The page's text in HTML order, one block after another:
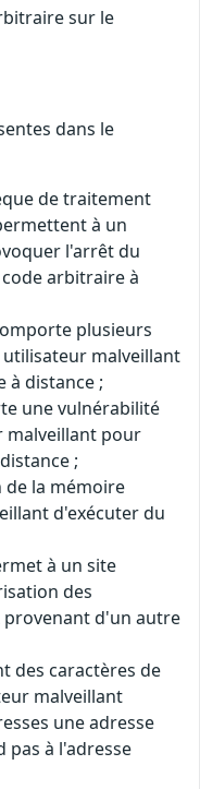
sur le
dans le
de traitement
à un
l'arrêt du
arbitraire à
plusieurs
malveillant
à distance ;
une vulnérabilité
malveillant pour
;
de la mémoire
d'exécuter du
à un site
des
d'un autre
des caractères de
malveillant
une adresse
pas à l'adresse